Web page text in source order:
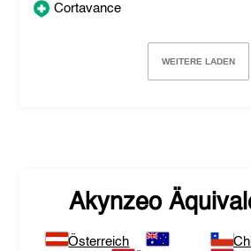
Cortavance
WEITERE LADEN
Akynzeo
Österreich